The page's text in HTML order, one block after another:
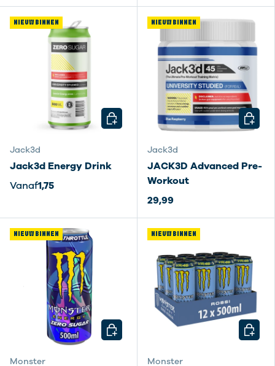
NIEUW BINNEN
Jack3d
Jack3d Energy Drink
Vanaf1,75
KIES MOGELIJKHEDEN
NIEUW BINNEN
Jack3d
JACK3D Advanced Pre-
Workout
29,99
KIES
NIEUW BINNEN
Monster
KIES MOGELIJKHEDEN
NIEUW BINNEN
Monster
KIES